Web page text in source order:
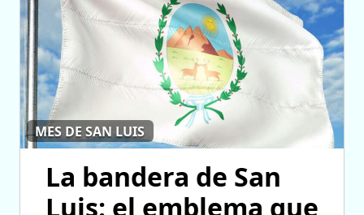
MES DE SAN LUIS
La bandera de San
Luis: el emblema que